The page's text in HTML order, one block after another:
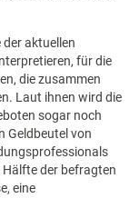
aktuellen
für die
die zusammen
Laut ihnen wird die
sogar noch
Geldbeutel von
der befragten
eine